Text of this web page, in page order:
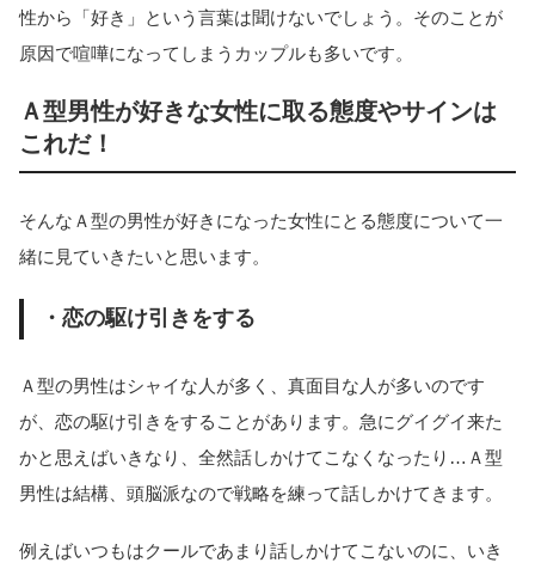
性から「好き」という言葉は聞けないでしょう。そのことが
原因で喧嘩になってしまうカップルも多いです。
Ａ型男性が好きな女性に取る態度やサインは
これだ！
そんなＡ型の男性が好きになった女性にとる態度について一
緒に見ていきたいと思います。
・恋の駆け引きをする
Ａ型の男性はシャイな人が多く、真面目な人が多いのです
が、恋の駆け引きをすることがあります。急にグイグイ来た
かと思えばいきなり、全然話しかけてこなくなったり…Ａ型
男性は結構、頭脳派なので戦略を練って話しかけてきます。
例えばいつもはクールであまり話しかけてこないのに、いき